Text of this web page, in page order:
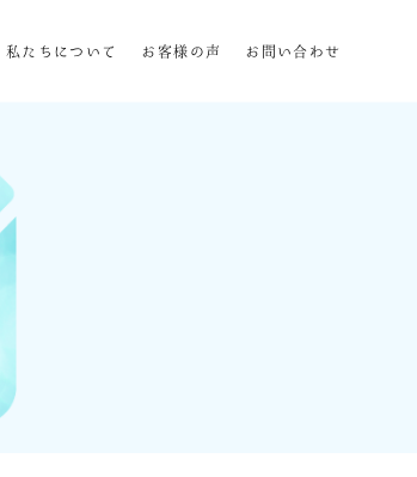
私たちについて お客様の声 お問い合わせ